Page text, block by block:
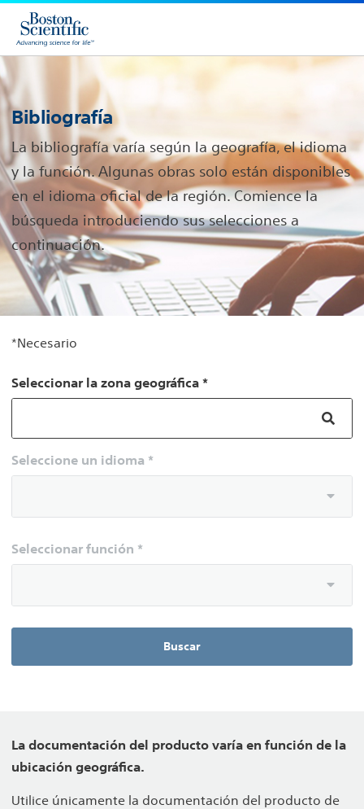
Bibliografía
La bibliografía varía según la geografía, el idioma
y la función. Algunas obras solo están disponibles
en el idioma oficial de la región. Comience la
búsqueda introduciendo sus selecciones a
continuación.
*Necesario
Seleccionar la zona geográfica *
Seleccione un idioma *
Seleccionar función *
Buscar
La documentación del producto varía en función de la
ubicación geográfica.
Utilice únicamente la documentación del producto de